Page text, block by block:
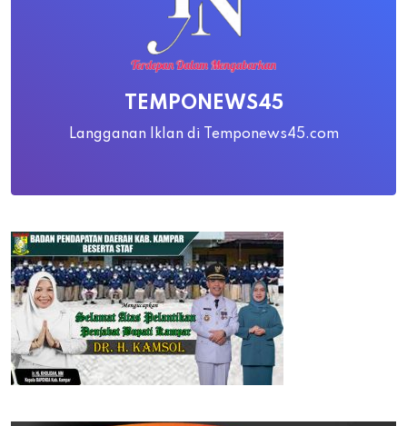
TEMPONEWS45
Langganan Iklan di Temponews45.com